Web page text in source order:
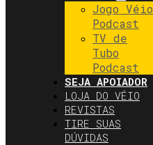
Jogo Véio
Podcast
TV de
Tubo
Podcast
SEJA APOIADOR
LOJA DO VÉIO
REVISTAS
TIRE SUAS
DÚVIDAS